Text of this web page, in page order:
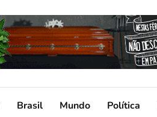
Brasil Mundo Política